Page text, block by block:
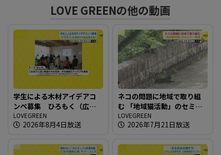
LOVE GREENの他の動画
学生による木材アイデアコ
ンペ募集 ひろもく（広島
県木材組合連合会）
LOVEGREEN
2026年8月4日放送
ネコの問題に地域で取り組
む 「地域猫活動」のセミナ
ー開催
LOVEGREEN
2026年7月21日放送